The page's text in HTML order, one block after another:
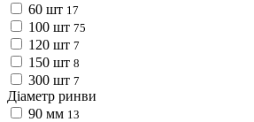
60 шт 17
100 шт 75
120 шт 7
150 шт 8
300 шт 7
Діаметр ринви
90 мм 13